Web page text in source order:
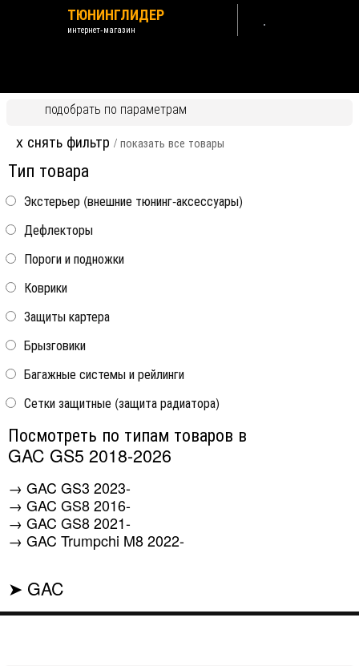
ТЮНИНГЛИДЕР
интернет-магазин
Назад /
подобрать по параметрам
x снять фильтр / показать все товары
Тип товара
Экстерьер (внешние тюнинг-аксессуары)
Дефлекторы
Пороги и подножки
Коврики
Защиты картера
Брызговики
Багажные системы и рейлинги
Сетки защитные (защита радиатора)
Посмотреть по типам товаров в
GAC GS5 2018-2026
→ GAC GS3 2023-
→ GAC GS8 2016-
→ GAC GS8 2021-
→ GAC Trumpchi M8 2022-
➤ GAC
Рекомендуем посмотреть:
GAC GS5 2018-
★★★★★
Рейлинги
• Сумки
в багажник
• Крепления
велосипедные
21 500 ₽
что
Вы ...
искали